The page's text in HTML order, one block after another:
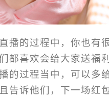
播的过程中，你也有
都喜欢会给大家送福
的过程当中，可以多
告诉他们，下一场红